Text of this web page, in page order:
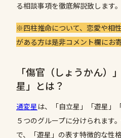
る相談事項を徹底解説致します。
※四柱推命について、恋愛や相
がある方は是非コメント欄にお
「傷官（しょうかん）
星」とは？
通変星 は、「自立星」「遊星」
５つのグループに分けられます
で、「遊星」の表す特徴的な性